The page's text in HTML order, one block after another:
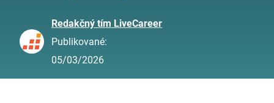
Redakčný tím LiveCareer
Publikované:
05/03/2026